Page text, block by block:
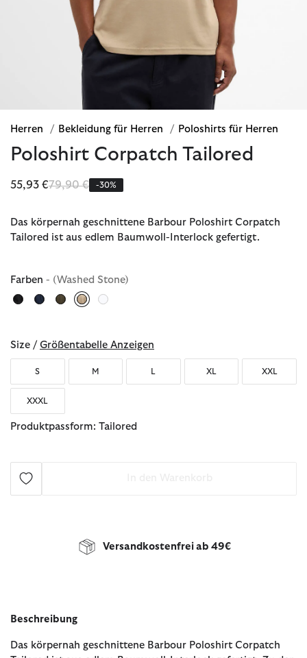
Herren / Bekleidung für Herren / Poloshirts für Herren
Poloshirt Corpatch Tailored
55,93 €Reduziert von
79,90 €bis-30%
Das körpernah geschnittene Barbour Poloshirt Corpatch
Tailored ist aus edlem Baumwoll-Interlock gefertigt.
Farben - (Washed Stone)
Size / Größentabelle Anzeigen
S M L XL XXL
XXXL
Produktpassform: Tailored
Versandkostenfrei ab 49€
Beschreibung
Das körpernah geschnittene Barbour Poloshirt Corpatch